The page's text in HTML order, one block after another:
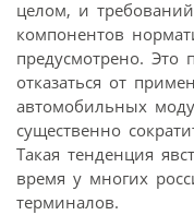
целом, и
компонентов
предусмотрено. Это
отказаться от
автомобильных
существенно
Такая тенденция
время у многих
терминалов.